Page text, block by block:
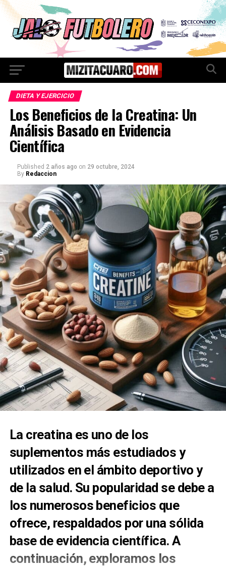
DIETA Y EJERCICIO
Los Beneficios de la Creatina: Un
Análisis Basado en Evidencia
Científica
Published 2 años ago on 29 octubre, 2024
By Redaccion
La creatina es uno de los
suplementos más estudiados y
utilizados en el ámbito deportivo y
de la salud. Su popularidad se debe a
los numerosos beneficios que
ofrece, respaldados por una sólida
base de evidencia científica. A
continuación, exploramos los